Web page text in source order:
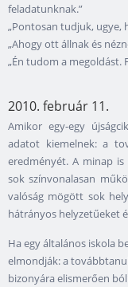
feladatunknak.”
„Pontosan tudjuk, ugye,
„Ahogy ott állnak és
„Én tudom a megoldást.
2010. február 11.
Amikor egy-egy
adatot kiemelnek: a
eredményét. A minap
sok színvonalasan
valóság mögött sok
hátrányos helyzetűeket
Ha egy általános iskola
elmondják: a
bizonyára elismerően